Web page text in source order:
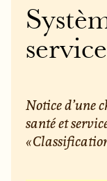
Notice d’une
santé et
«